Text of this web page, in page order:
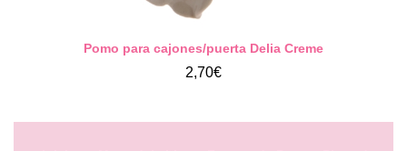
Pomo para cajones/puerta Delia Creme
2,70€